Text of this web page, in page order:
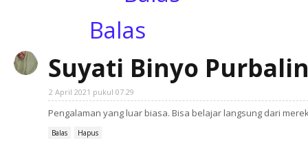
Balas
Suyati Binyo
2 April 2021 pukul 07.29
Pengalaman yang luar biasa. Bisa belajar langsung dari
Balas Hapus